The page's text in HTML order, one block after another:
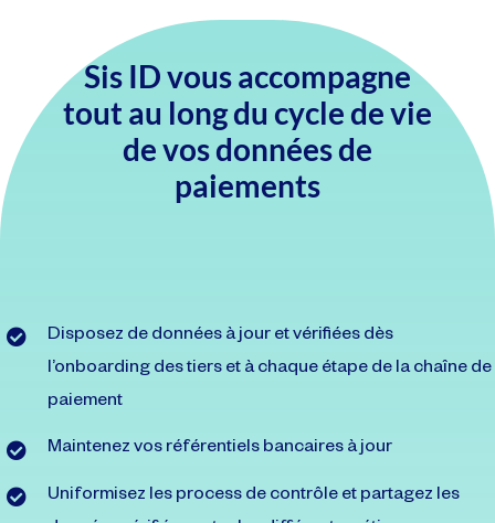
Sis ID vous accompagne
tout au long du cycle de vie
de vos données de
paiements
Disposez de données à jour et vérifiées dès
l’onboarding des tiers et à chaque étape de la chaîne de
paiement
Maintenez vos référentiels bancaires à jour
Uniformisez les process de contrôle et partagez les